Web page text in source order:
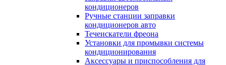
кондиционеров
Ручные станции заправки
кондиционеров авто
Течеискатели фреона
Установки для промывки системы
кондиционирования
Аксессуары и приспособления для